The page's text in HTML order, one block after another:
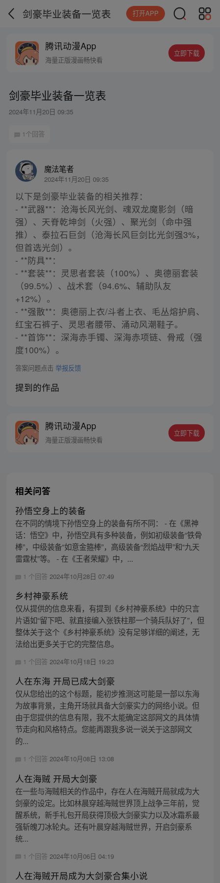
剑豪毕业装备一览表 打开APP
腾讯动漫App
海量正版漫画畅快看
立即下载
剑豪毕业装备一览表
2024年11月20日 09:35
1个回答
魔法笔者
2024年11月20日 09:35
以下是剑豪毕业装备的相关推荐：
- **武器**：沧海长风光剑、魂双龙魔影剑（暗
强）、天脊乾坤剑（火强）、聚光剑（命中强
推）、泰拉石巨剑（沧海长风巨剑比光剑强3%，
但首选光剑）。
- **防具**：
- **套装**：灵思者套装（100%）、奥德丽套装
（99.5%）、战术套（94.6%、辅助队友
+12%）。
- **强散**：奥德丽上衣/斗者上衣、毛丛熔护肩、
红宝石裤子、灵思者腰带、涌动风潮鞋子。
- **首饰**：深海赤手镯、深海赤项链、骨戒（强
度100%）。
答案问题点击 举报反馈
提到的作品
腾讯动漫App
海量正版漫画畅快看
立即下载
相关问答
孙悟空身上的装备
在不同的情境下孙悟空身上的装备有所不同： - 在《黑神
话：悟空》中，孙悟空具有多种装备，例如初级装备“铁骨
棒”，中级装备“如意金箍棒”，高级装备“烈焰战甲”和“九天
雷霆杖”等。 - 在《王者荣耀》中，...
1 个回答 2024年10月28日 07:49
乡村神豪系统
仅从提供的信息来看，有提到《乡村神豪系统》中的只言
片语如“留下吧、就直接编入张铁柱那一个骑兵队好了”，但
整体关于这个《乡村神豪系统》没有足够详细的阐述，无
法给出更多关于它的完整信息。
1 个回答 2024年10月18日 19:23
人在东海 开局已成大剑豪
仅从您给出的这个标题，能初步推测这可能是一部以东海
为故事背景，主角开场就具备大剑豪实力的网络小说。但
由于您提供的信息有限，我不太能确定这部网文的具体情
节走向和风格特点。您能再跟我多说一说关于这部网文
的...
1 个回答 2024年10月08日 13:08
人在海贼 开局大剑豪
在一些与海贼相关的作品中，存在人在海贼开局就成为大
剑豪的设定。比如林晨穿越海贼世界顶上战争三年前，觉
醒系统，新手礼包开局获得顶极大剑豪实力以及冰霜系最
强斩魄刀冰轮丸。还有叶晨穿越海贼世界，开启剑豪系
统...
1 个回答 2024年10月06日 04:19
人在海贼开局成为大剑豪合集小说